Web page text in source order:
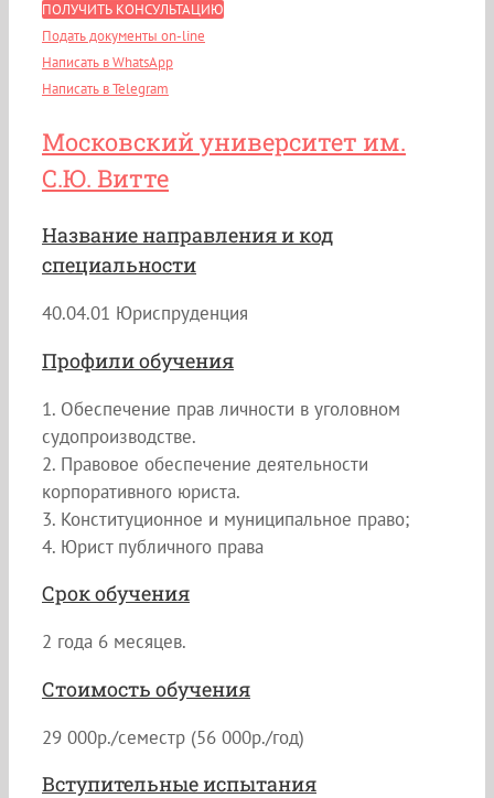
ПОЛУЧИТЬ КОНСУЛЬТАЦИЮ
Подать документы on-line
Написать в WhatsApp
Написать в Telegram
Московский университет им.
С.Ю. Витте
Название направления и код
специальности
40.04.01 Юриспруденция
Профили обучения
1. Обеспечение прав личности в уголовном
судопроизводстве.
2. Правовое обеспечение деятельности
корпоративного юриста.
3. Конституционное и муниципальное право;
4. Юрист публичного права
Срок обучения
2 года 6 месяцев.
Стоимость обучения
29 000р./семестр (56 000р./год)
Вступительные испытания